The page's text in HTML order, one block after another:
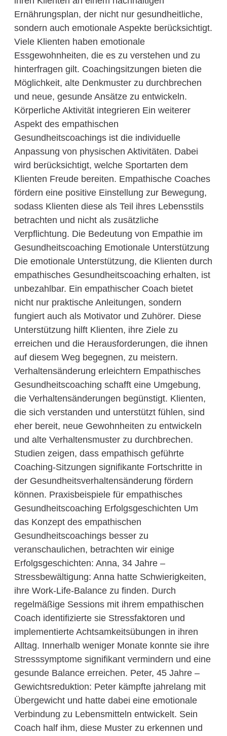
Ernährungsplan, der nicht nur gesundheitliche,
sondern auch emotionale Aspekte berücksichtigt.
Viele Klienten haben emotionale
Essgewohnheiten, die es zu verstehen und zu
hinterfragen gilt. Coachingsitzungen bieten die
Möglichkeit, alte Denkmuster zu durchbrechen
und neue, gesunde Ansätze zu entwickeln.
Körperliche Aktivität integrieren Ein weiterer
Aspekt des empathischen
Gesundheitscoachings ist die individuelle
Anpassung von physischen Aktivitäten. Dabei
wird berücksichtigt, welche Sportarten dem
Klienten Freude bereiten. Empathische Coaches
fördern eine positive Einstellung zur Bewegung,
sodass Klienten diese als Teil ihres Lebensstils
betrachten und nicht als zusätzliche
Verpflichtung. Die Bedeutung von Empathie im
Gesundheitscoaching Emotionale Unterstützung
Die emotionale Unterstützung, die Klienten durch
empathisches Gesundheitscoaching erhalten, ist
unbezahlbar. Ein empathischer Coach bietet
nicht nur praktische Anleitungen, sondern
fungiert auch als Motivator und Zuhörer. Diese
Unterstützung hilft Klienten, ihre Ziele zu
erreichen und die Herausforderungen, die ihnen
auf diesem Weg begegnen, zu meistern.
Verhaltensänderung erleichtern Empathisches
Gesundheitscoaching schafft eine Umgebung,
die Verhaltensänderungen begünstigt. Klienten,
die sich verstanden und unterstützt fühlen, sind
eher bereit, neue Gewohnheiten zu entwickeln
und alte Verhaltensmuster zu durchbrechen.
Studien zeigen, dass empathisch geführte
Coaching-Sitzungen signifikante Fortschritte in
der Gesundheitsverhaltensänderung fördern
können. Praxisbeispiele für empathisches
Gesundheitscoaching Erfolgsgeschichten Um
das Konzept des empathischen
Gesundheitscoachings besser zu
veranschaulichen, betrachten wir einige
Erfolgsgeschichten: Anna, 34 Jahre –
Stressbewältigung: Anna hatte Schwierigkeiten,
ihre Work-Life-Balance zu finden. Durch
regelmäßige Sessions mit ihrem empathischen
Coach identifizierte sie Stressfaktoren und
implementierte Achtsamkeitsübungen in ihren
Alltag. Innerhalb weniger Monate konnte sie ihre
Stresssymptome signifikant vermindern und eine
gesunde Balance erreichen. Peter, 45 Jahre –
Gewichtsreduktion: Peter kämpfte jahrelang mit
Übergewicht und hatte dabei eine emotionale
Verbindung zu Lebensmitteln entwickelt. Sein
Coach half ihm, diese Muster zu erkennen und